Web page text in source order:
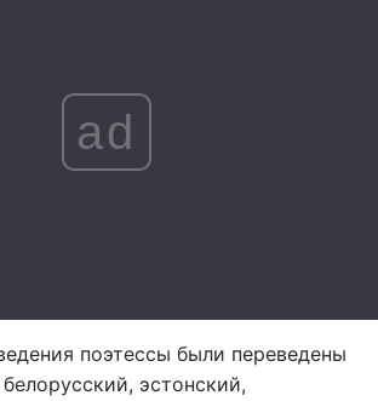
ad
поэтессы были переведены
эстонский,